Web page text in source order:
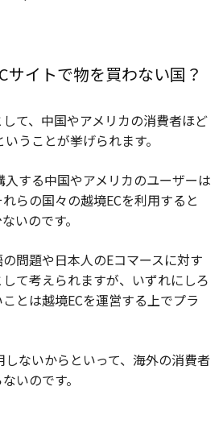
サイトで物を買わない国？
て、中国やアメリカの消費者ほど
うことが挙げられます。
入する中国やアメリカのユーザーは
らの国々の越境ECを利用すると
いのです。
問題や日本人のEコマースに対す
て考えられますが、いずれにしろ
とは越境ECを運営する上でプラ
しないからといって、海外の消費者
いのです。